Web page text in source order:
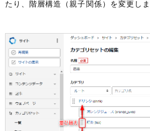
たり、階層構造（親子関係）を変更しま